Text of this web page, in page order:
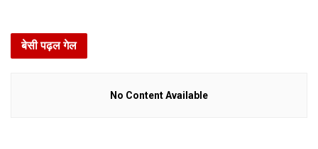
बेसी पढ़ल गेल
No Content Available